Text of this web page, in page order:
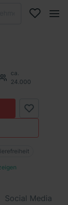
ca.
24.000
Social Media